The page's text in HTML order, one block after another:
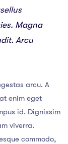
Magna
Arcu
arcu. A
enim eget
id. Dignissim
viverra.
commodo,